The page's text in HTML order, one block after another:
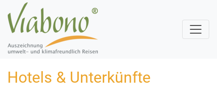
Hotels & Unterkünfte